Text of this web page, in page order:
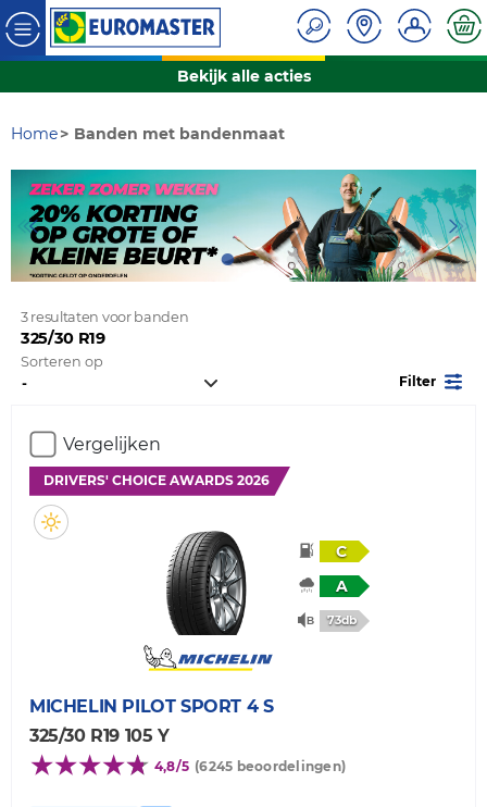
Bekijk alle acties
Home Banden met bandenmaat
3 resultaten voor banden
325/30 R19
Sorteren op
Filter
Vergelijken
DRIVERS' CHOICE AWARDS 2026
C
A
73db
MICHELIN PILOT SPORT 4 S
325/30 R19 105 Y
4,8/5 (6245 beoordelingen)